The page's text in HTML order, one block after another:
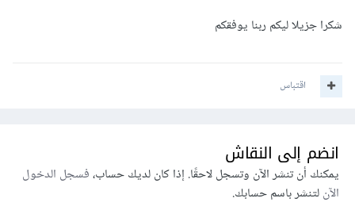
شكرا جزيلا ليكم ربنا يوفقكم
اقتباس
انضم إلى النقاش
يمكنك أن تنشر الآن وتسجل لاحقًا. إذا كان لديك حساب،فسجل الدخول
الآنلتنشر باسم حسابك.